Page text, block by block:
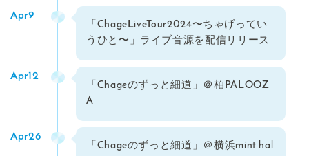
「ChageLiveTour2024〜ちゃげってい
うひと〜」ライブ音源を配信リリース
Apr9
「Chageのずっと細道」＠柏PALOOZ
A
Apr12
「Chageのずっと細道」＠横浜mint hal
Apr26